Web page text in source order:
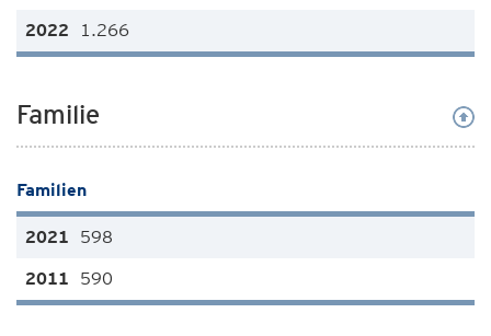
1.266
Familie
Familien
598
590